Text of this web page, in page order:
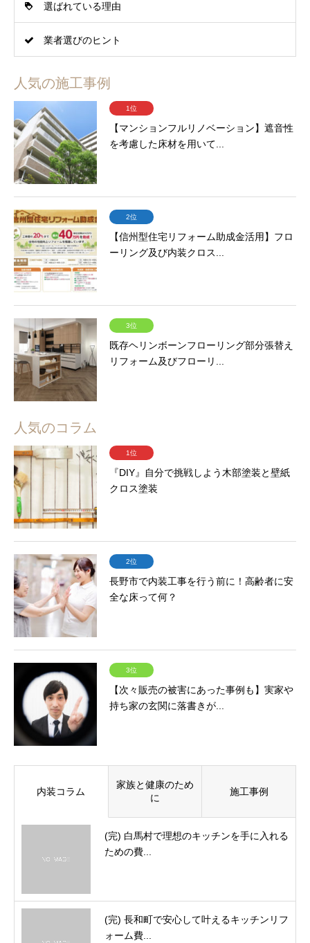
選ばれている理由
業者選びのヒント
人気の施工事例
1位
【マンションフルリノベーション】遮音性
を考慮した床材を用いて...
2位
【信州型住宅リフォーム助成金活用】フロ
ーリング及び内装クロス...
3位
既存ヘリンボーンフローリング部分張替え
リフォーム及びフローリ...
人気のコラム
1位
『DIY』自分で挑戦しよう木部塗装と壁紙
クロス塗装
2位
長野市で内装工事を行う前に！高齢者に安
全な床って何？
3位
【次々販売の被害にあった事例も】実家や
持ち家の玄関に落書きが...
内装コラム
家族と健康のため
に
施工事例
(完) 白馬村で理想のキッチンを手に入れる
ための費...
(完) 長和町で安心して叶えるキッチンリフ
ォーム費...